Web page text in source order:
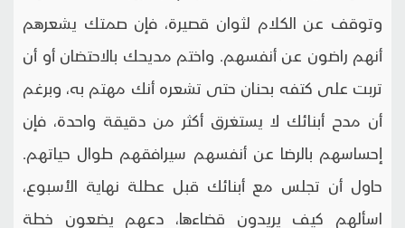
وتوقف عن الكلام لثوان قصيرة، فإن صمتك يشعرهم
أنهم راضون عن أنفسهم. واختم مديحك بالاحتضان أو أن
تربت على كتفه بحنان حتى تشعره أنك مهتم به، وبرغم
أن مدح أبنائك لا يستغرق أكثر من دقيقة واحدة، فإن
إحساسهم بالرضا عن أنفسهم سيرافقهم طوال حياتهم.
حاول أن تجلس مع أبنائك قبل عطلة نهاية الأسبوع،
اسألهم كيف يريدون قضاءها، دعهم يضعون خطة